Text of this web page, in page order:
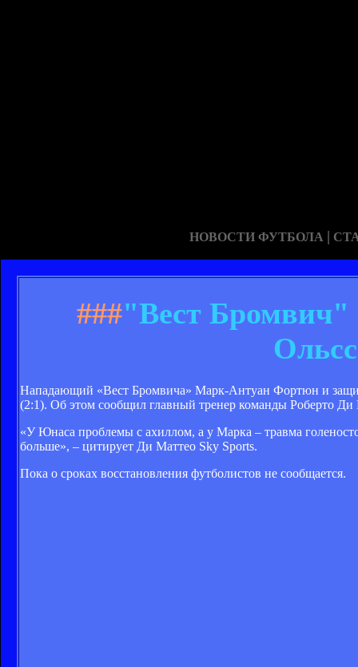
НОВОСТИ ФУТБОЛА |
###"Вест Бромвич"
Нападающий «Вест Бромвича» Марк-Антуан Фортюн и
(2:1). Об этом сообщил главный тренер команды Роберто Ди
«У Юнаса проблемы с ахиллом, а у Марка – травма
больше», – цитирует Ди Маттео Sky Sports.
Пока о сроках восстановления футболистов не сообщается.